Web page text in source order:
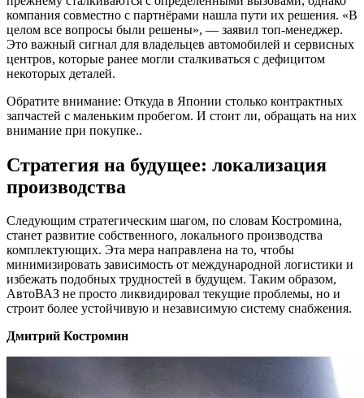
компания совместно с партнёрами нашла пути их решения. «В
целом все вопросы были решены», — заявил топ-менеджер.
Это важный сигнал для владельцев автомобилей и сервисных
центров, которые ранее могли сталкиваться с дефицитом
некоторых деталей.
Обратите внимание: Откуда в Японии столько контрактных
запчастей с маленьким пробегом. И стоит ли, обращать на них
внимание при покупке..
Стратегия на будущее: локализация
производства
Следующим стратегическим шагом, по словам Костромина,
станет развитие собственного, локального производства
комплектующих. Эта мера направлена на то, чтобы
минимизировать зависимость от международной логистики и
избежать подобных трудностей в будущем. Таким образом,
АвтоВАЗ не просто ликвидировал текущие проблемы, но и
строит более устойчивую и независимую систему снабжения.
Дмитрий Костромин